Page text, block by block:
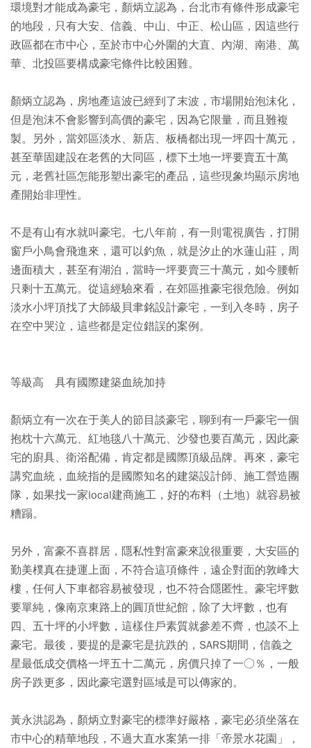
環境對才能成為豪宅，顏炳立認為，台北市有條件形成豪宅
的地段，只有大安、信義、中山、中正、松山區，因這些行
政區都在市中心，至於市中心外圍的大直、內湖、南港、萬
華、北投區要構成豪宅條件比較困難。
顏炳立認為，房地產這波已經到了末波，市場開始泡沫化，
但是泡沫不會影響到高價的豪宅，因為它限量，而且難複
製。另外，當郊區淡水、新店、板橋都出現一坪四十萬元，
甚至華固建設在老舊的大同區，標下土地一坪要賣五十萬
元，老舊社區怎能形塑出豪宅的產品，這些現象均顯示房地
產開始非理性。
不是有山有水就叫豪宅。七八年前，有一則電視廣告，打開
窗戶小鳥會飛進來，還可以釣魚，就是汐止的水蓮山莊，周
邊面積大，甚至有湖泊，當時一坪要賣三十萬元，如今腰斬
只剩十五萬元。從這經驗來看，在郊區推豪宅很危險。例如
淡水小坪頂找了大師級貝聿銘設計豪宅，一到入冬時，房子
在空中哭泣，這些都是定位錯誤的案例。
等級高 具有國際建築血統加持
顏炳立有一次在于美人的節目談豪宅，聊到有一戶豪宅一個
抱枕十六萬元、紅地毯八十萬元、沙發也要百萬元，因此豪
宅的廚具、衛浴配備，肯定都是國際頂級品牌。再來，豪宅
講究血統，血統指的是國際知名的建築設計師、施工營造團
隊，如果找一家local建商施工，好的布料（土地）就容易被
糟蹋。
另外，富豪不喜群居，隱私性對富豪來說很重要，大安區的
勤美樸真在捷運上面，不符合這項條件，遠企對面的敦峰大
樓，任何人下車都容易被發現，也不符合隱匿性。豪宅坪數
要單純，像南京東路上的圓頂世紀館，除了大坪數，也有
四、五十坪的小坪數，這樣住戶素質就參差不齊，也談不上
豪宅。最後，要提的是豪宅是抗跌的，SARS期間，信義之
星最低成交價格一坪五十二萬元，房價只掉了一○％，一般
房子跌更多，因此豪宅選對區域是可以傳家的。
黃永洪認為，顏炳立對豪宅的標準好嚴格，豪宅必須坐落在
市中心的精華地段，不過大直水案第一排「帝景水花園」，